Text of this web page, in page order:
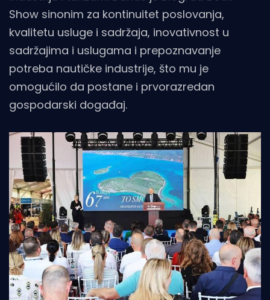
Show sinonim za kontinuitet poslovanja,
kvalitetu usluge i sadržaja, inovativnost u
sadržajima i uslugama i prepoznavanje
potreba nautičke industrije, što mu je
omogućilo da postane i prvorazredan
gospodarski događaj.